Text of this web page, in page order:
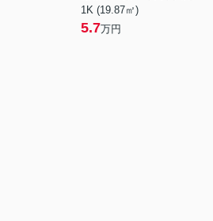
1K (19.87㎡)
5.7万円